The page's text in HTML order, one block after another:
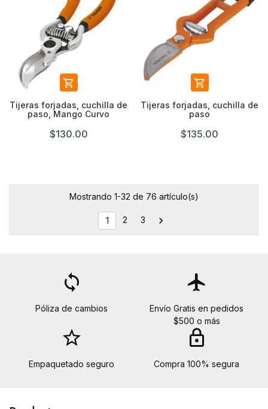

Tijeras forjadas, cuchilla de
paso, Mango Curvo
$130.00

Tijeras forjadas, cuchilla de
paso
$135.00
Mostrando 1-32 de 76 artículo(s)
1 2 3 
loop
Póliza de cambios
flight
Envío Gratis en pedidos
$500 o más
star_border
Empaquetado seguro
lock
Compra 100% segura